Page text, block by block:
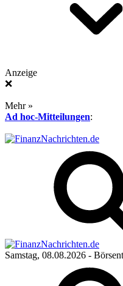
Anzeige
❌
Mehr »
Ad hoc-Mitteilungen:
Samstag, 08.08.2026 -